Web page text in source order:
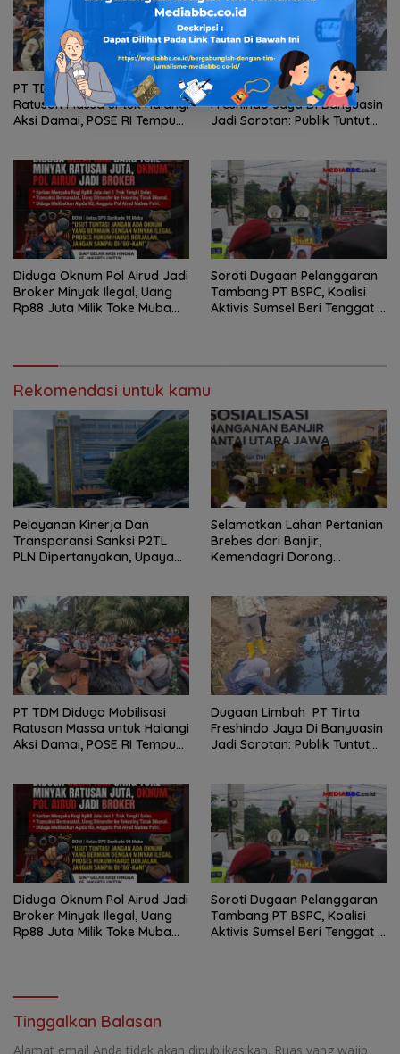
PT TDM Diduga Mobilisasi
Ratusan Massa untuk Halangi
Aksi Damai, POSE RI Tempuh
Dugaan Limbah PT Tirta
Freshindo Jaya Di Banyuasin
Jadi Sorotan: Publik Tuntut
Diduga Oknum Pol Airud Jadi
Broker Minyak Ilegal, Uang
Rp88 Juta Milik Toke Muba
Soroti Dugaan Pelanggaran
Tambang PT BSPC, Koalisi
Aktivis Sumsel Beri Tenggat 1
Rekomendasi untuk kamu
Pelayanan Kinerja Dan
Transparansi Sanksi P2TL
PLN Dipertanyakan, Upaya
Selamatkan Lahan Pertanian
Brebes dari Banjir,
Kemendagri Dorong
PT TDM Diduga Mobilisasi
Ratusan Massa untuk Halangi
Aksi Damai, POSE RI Tempuh
Dugaan Limbah PT Tirta
Freshindo Jaya Di Banyuasin
Jadi Sorotan: Publik Tuntut
Diduga Oknum Pol Airud Jadi
Broker Minyak Ilegal, Uang
Rp88 Juta Milik Toke Muba
Soroti Dugaan Pelanggaran
Tambang PT BSPC, Koalisi
Aktivis Sumsel Beri Tenggat 1
Tinggalkan Balasan
Alamat email Anda tidak akan dipublikasikan. Ruas yang wajib